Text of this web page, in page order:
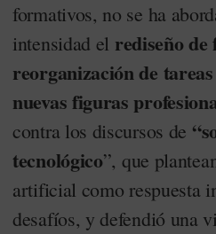
formativos, no se ha
intensidad el rediseño
reorganización de
nuevas figuras
contra los discursos de
tecnológico”, que
artificial como respuesta
desafíos, y defendió una